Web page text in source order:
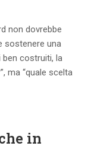
non dovrebbe
sostenere una
ben costruiti, la
ma “quale scelta
in